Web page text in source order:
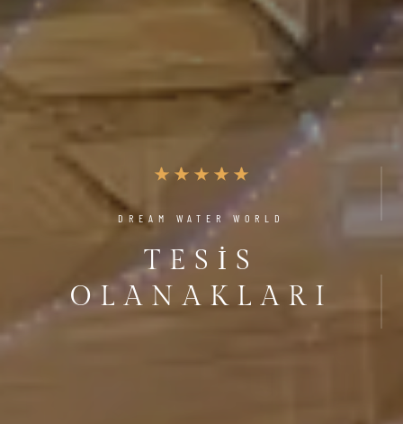
DREAM WATER WORLD
TESIS
OLANAKLARI